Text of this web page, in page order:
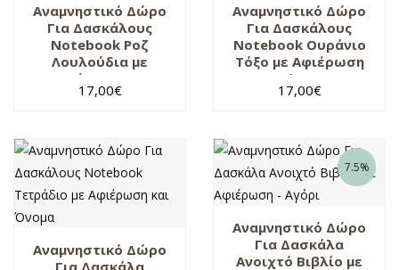
Αναμνηστικό Δώρο
Για Δασκάλους
Notebook Ροζ
Λουλούδια με
Αφιέρωση και
Όνομα
17,00€
Αναμνηστικό Δώρο
Για Δασκάλους
Notebook Ουράνιο
Τόξο με Αφιέρωση
και Όνομα
17,00€
Αναμνηστικό Δώρο
7.5%
Αναμνηστικό Δώρο
Για Δασκάλα
Ανοιχτό Βιβλίο με